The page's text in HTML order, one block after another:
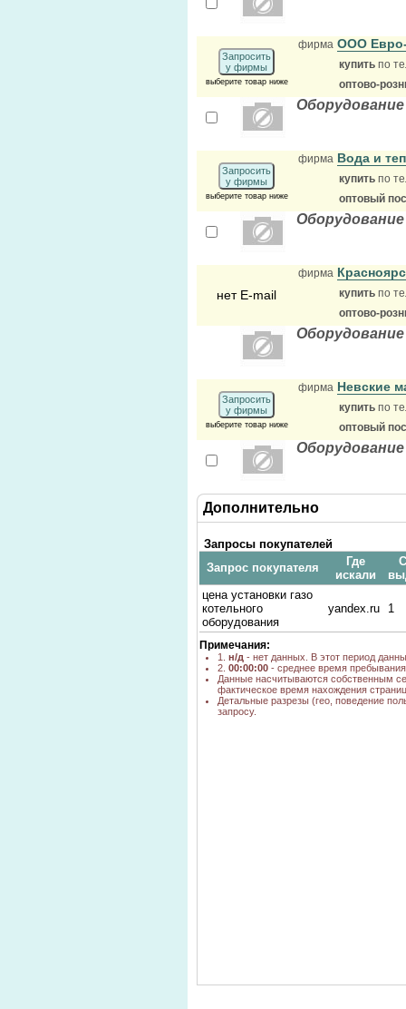
Запросить
у фирмы
выберите товар ниже
фирма ООО
купить по
оптово-
Запросить
у фирмы
выберите товар ниже
фирма Вода и
купить по
оптовый
нет E-mail
фирма
купить по
оптово-
Запросить
у фирмы
выберите товар ниже
фирма Невские
купить по
оптовый
Дополнительно
Запросы покупателей
Запрос покупателя
Где
искали
цена установки газо
котельного
оборудования
yandex.ru 1
Примечания:
1. н/д - нет данных. В этот период
2. 00:00:00 - среднее время
Данные насчитываются собственным
фактическое время нахождения
Детальные разрезы (гео, поведение
запросу.